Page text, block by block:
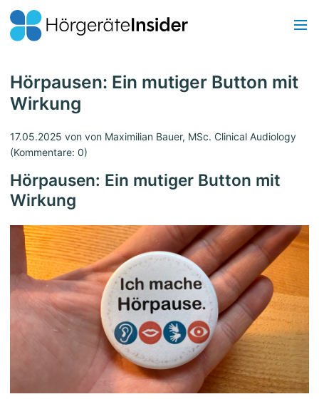
Hörpausen: Ein mutiger Button mit
Wirkung
17.05.2025 von von Maximilian Bauer, MSc. Clinical Audiology
(Kommentare: 0)
Hörpausen: Ein mutiger Button mit
Wirkung